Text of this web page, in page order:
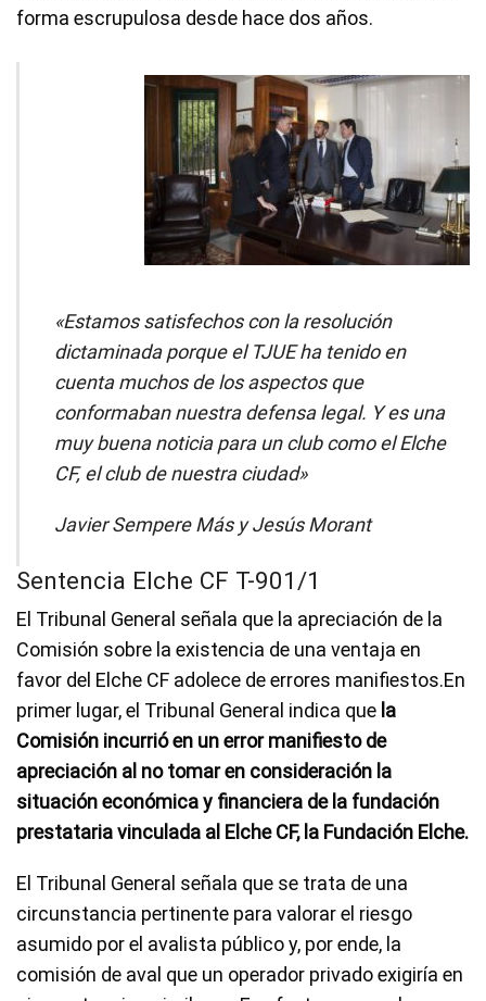
forma escrupulosa desde hace dos años.
«Estamos satisfechos con la resolución
dictaminada porque el TJUE ha tenido en
cuenta muchos de los aspectos que
conformaban nuestra defensa legal. Y es una
muy buena noticia para un club como el Elche
CF, el club de nuestra ciudad»
Javier Sempere Más y Jesús Morant
Sentencia Elche CF T-901/1
El Tribunal General señala que la apreciación de la
Comisión sobre la existencia de una ventaja en
favor del Elche CF adolece de errores manifiestos.En
primer lugar, el Tribunal General indica que la
Comisión incurrió en un error manifiesto de
apreciación al no tomar en consideración la
situación económica y financiera de la fundación
prestataria vinculada al Elche CF, la Fundación Elche.
El Tribunal General señala que se trata de una
circunstancia pertinente para valorar el riesgo
asumido por el avalista público y, por ende, la
comisión de aval que un operador privado exigiría en